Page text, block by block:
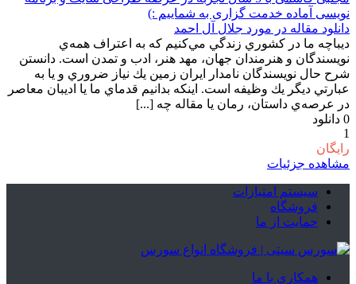
نویسی آماده خدمت گزاری به شماییم :)
دانلود مقاله در مورد جلال آل احمد
ديباچه ما در كشوري زندگي مي‌كنيم كه به اعتراف همه‌ي
نويسندگان و هنرمندان جهان، مهد هنر، ادب و تمدن است. دانستن
شرح حال نويسندگان نامدار ايران زمين يك نياز ضروري و يا به
عبارتي ديگر يك وظيفه است. اينكه بدانيم قدماي ما يا اديبان معاصر
در عرصه‌ي داستان، رمان يا مقاله چه [...]
0 دانلود
1
رایگان
مشاهده جزئیات
سیستم امتیازات
فروشگاه
حمایت از ما
همکاری با ما